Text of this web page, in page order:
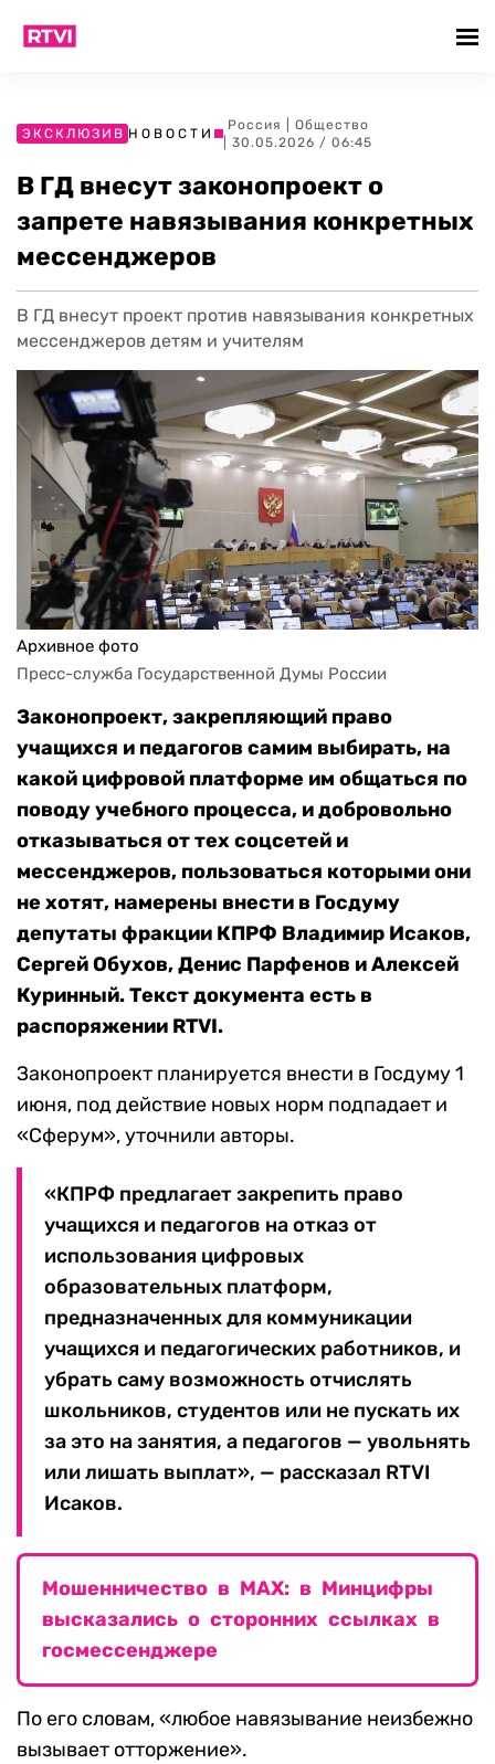
ЭКСКЛЮЗИВ НОВОСТИ
Россия
Общество
| 30.05.2026 / 06:45
В ГД внесут законопроект о
запрете навязывания конкретных
мессенджеров
В ГД внесут проект против навязывания конкретных
мессенджеров детям и учителям
Архивное фото
Пресс-служба Государственной Думы России
Законопроект, закрепляющий право
учащихся и педагогов самим выбирать, на
какой цифровой платформе им общаться по
поводу учебного процесса, и добровольно
отказываться от тех соцсетей и
мессенджеров, пользоваться которыми они
не хотят, намерены внести в Госдуму
депутаты фракции КПРФ Владимир Исаков,
Сергей Обухов, Денис Парфенов и Алексей
Куринный. Текст документа есть в
распоряжении RTVI.
Законопроект планируется внести в Госдуму 1
июня, под действие новых норм подпадает и
«Сферум», уточнили авторы.
«КПРФ предлагает закрепить право
учащихся и педагогов на отказ от
использования цифровых
образовательных платформ,
предназначенных для коммуникации
учащихся и педагогических работников, и
убрать саму возможность отчислять
школьников, студентов или не пускать их
за это на занятия, а педагогов — увольнять
или лишать выплат», — рассказал RTVI
Исаков.
Мошенничество в MAX: в Минцифры
высказались о сторонних ссылках в
госмессенджере
По его словам, «любое навязывание неизбежно
вызывает отторжение».